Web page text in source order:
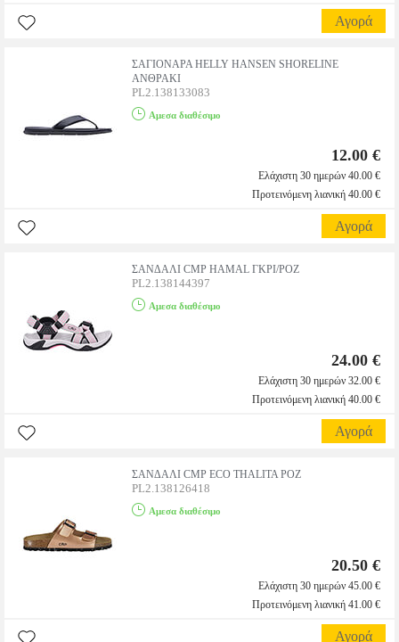
Αγορά
ΣΑΓΙΟΝΑΡΑ HELLY HANSEN SHORELINE
ΑΝΘΡΑΚΙ
PL2.138133083
Αμεσα διαθέσιμο
12.00 €
Ελάχιστη 30 ημερών 40.00 €
Προτεινόμενη λιανική 40.00 €
Αγορά
ΣΑΝΔΑΛΙ CMP HAMAL ΓΚΡΙ/ΡΟΖ
PL2.138144397
Αμεσα διαθέσιμο
24.00 €
Ελάχιστη 30 ημερών 32.00 €
Προτεινόμενη λιανική 40.00 €
Αγορά
ΣΑΝΔΑΛΙ CMP ECO THALITA ΡΟΖ
PL2.138126418
Αμεσα διαθέσιμο
20.50 €
Ελάχιστη 30 ημερών 45.00 €
Προτεινόμενη λιανική 41.00 €
Αγορά